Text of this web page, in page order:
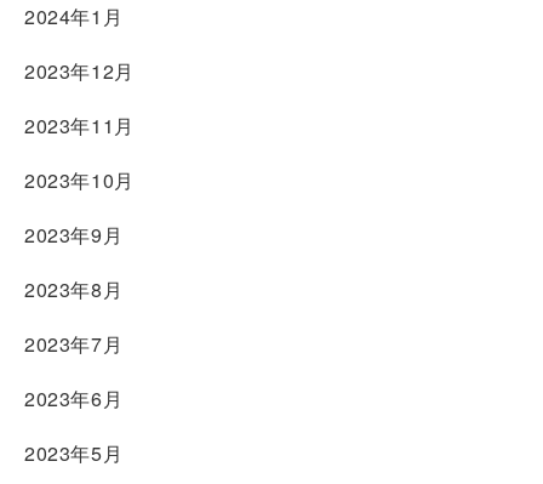
2024年1月
2023年12月
2023年11月
2023年10月
2023年9月
2023年8月
2023年7月
2023年6月
2023年5月